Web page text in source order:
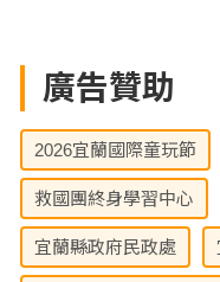
廣告贊助
2026宜蘭國際童玩節
救國團終身學習中心
宜蘭縣政府民政處